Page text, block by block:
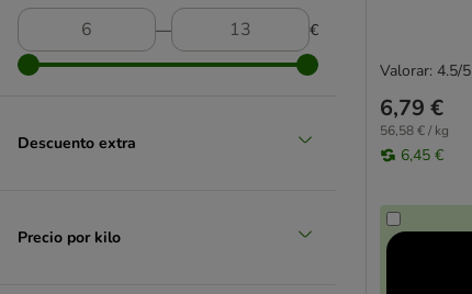
― €
Descuento extra
Precio por kilo
6,79 €
56,58 € / kg
6,45 €
Valorar: 4.5/5